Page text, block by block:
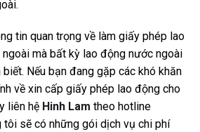
tin quan trọng về làm giấy phép lao
mà bất kỳ lao động nước ngoài
biết. Nếu bạn đang gặp các khó khăn
về xin cấp giấy phép lao động cho
liên hệ Hinh Lam theo hotline
tôi sẽ có những gói dịch vụ chi phí